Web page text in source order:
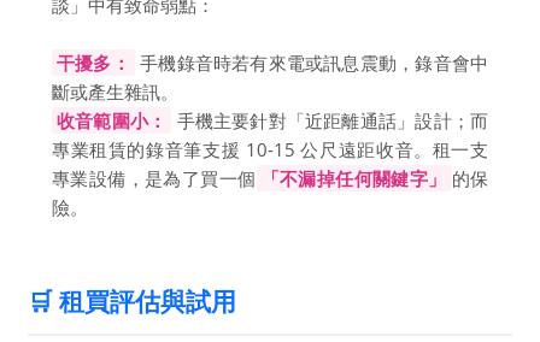
干擾多：
手機錄音時若有來電或訊息震動，錄音會中
斷或產生雜訊。
收音範圍小：
手機主要針對「近距離通話」設計；而
專業租賃的錄音筆支援 10-15 公尺遠距收音。租一支
專業設備，是為了買一個
「不漏掉任何關鍵字」
的保
險。
🛒 租買評估與試用